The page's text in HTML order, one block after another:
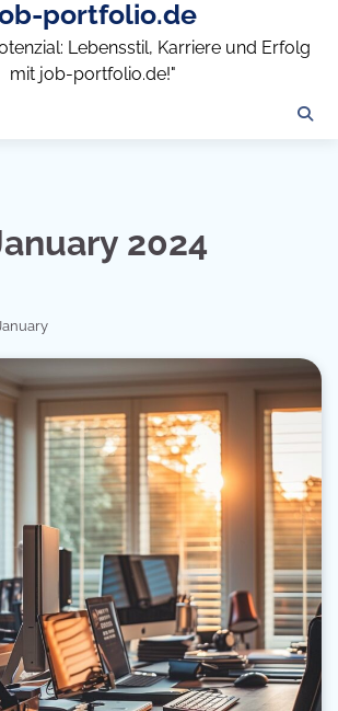
portfolio.de
Lebensstil, Karriere und Erfolg
mit job-portfolio.de!"
2024
January